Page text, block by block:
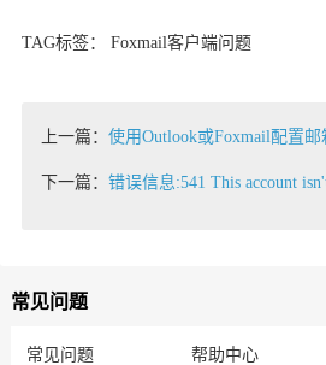
TAG标签： Foxmail客户端问题
上一篇： 使用Outlook或Foxmail配置
下一篇： 错误信息:541 This account isn't allowed to
常见问题
常见问题 帮助中心